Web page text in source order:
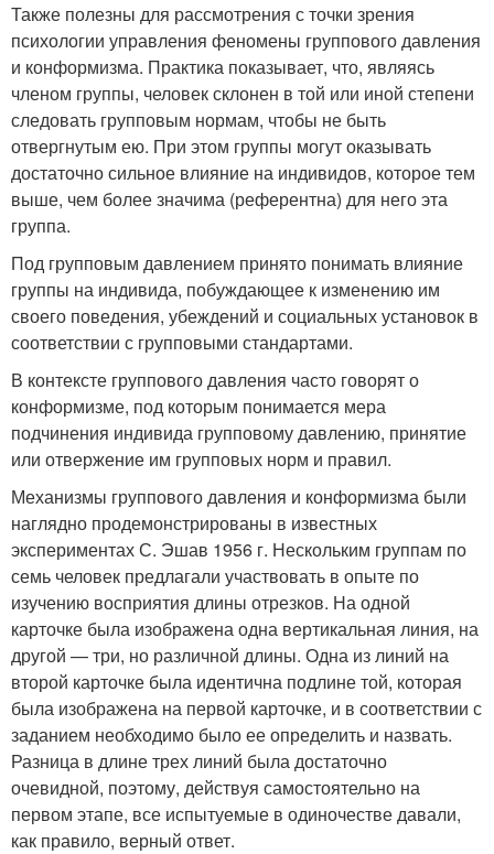
Также полезны для рассмотрения с точки зрения
психологии управления феномены группового давления
и конформизма. Практика показывает, что, являясь
членом группы, человек склонен в той или иной степени
следовать групповым нормам, чтобы не быть
отвергнутым ею. При этом группы могут оказывать
достаточно сильное влияние на индивидов, которое тем
выше, чем более значима (референтна) для него эта
группа.
Под групповым давлением принято понимать влияние
группы на индивида, побуждающее к изменению им
своего поведения, убеждений и социальных установок в
соответствии с групповыми стандартами.
В контексте группового давления часто говорят о
конформизме, под которым понимается мера
подчинения индивида групповому давлению, принятие
или отвержение им групповых норм и правил.
Механизмы группового давления и конформизма были
наглядно продемонстрированы в известных
экспериментах С. Эшав 1956 г. Нескольким группам по
семь человек предлагали участвовать в опыте по
изучению восприятия длины отрезков. На одной
карточке была изображена одна вертикальная линия, на
другой — три, но различной длины. Одна из линий на
второй карточке была идентична подлине той, которая
была изображена на первой карточке, и в соответствии с
заданием необходимо было ее определить и назвать.
Разница в длине трех линий была достаточно
очевидной, поэтому, действуя самостоятельно на
первом этапе, все испытуемые в одиночестве давали,
как правило, верный ответ.